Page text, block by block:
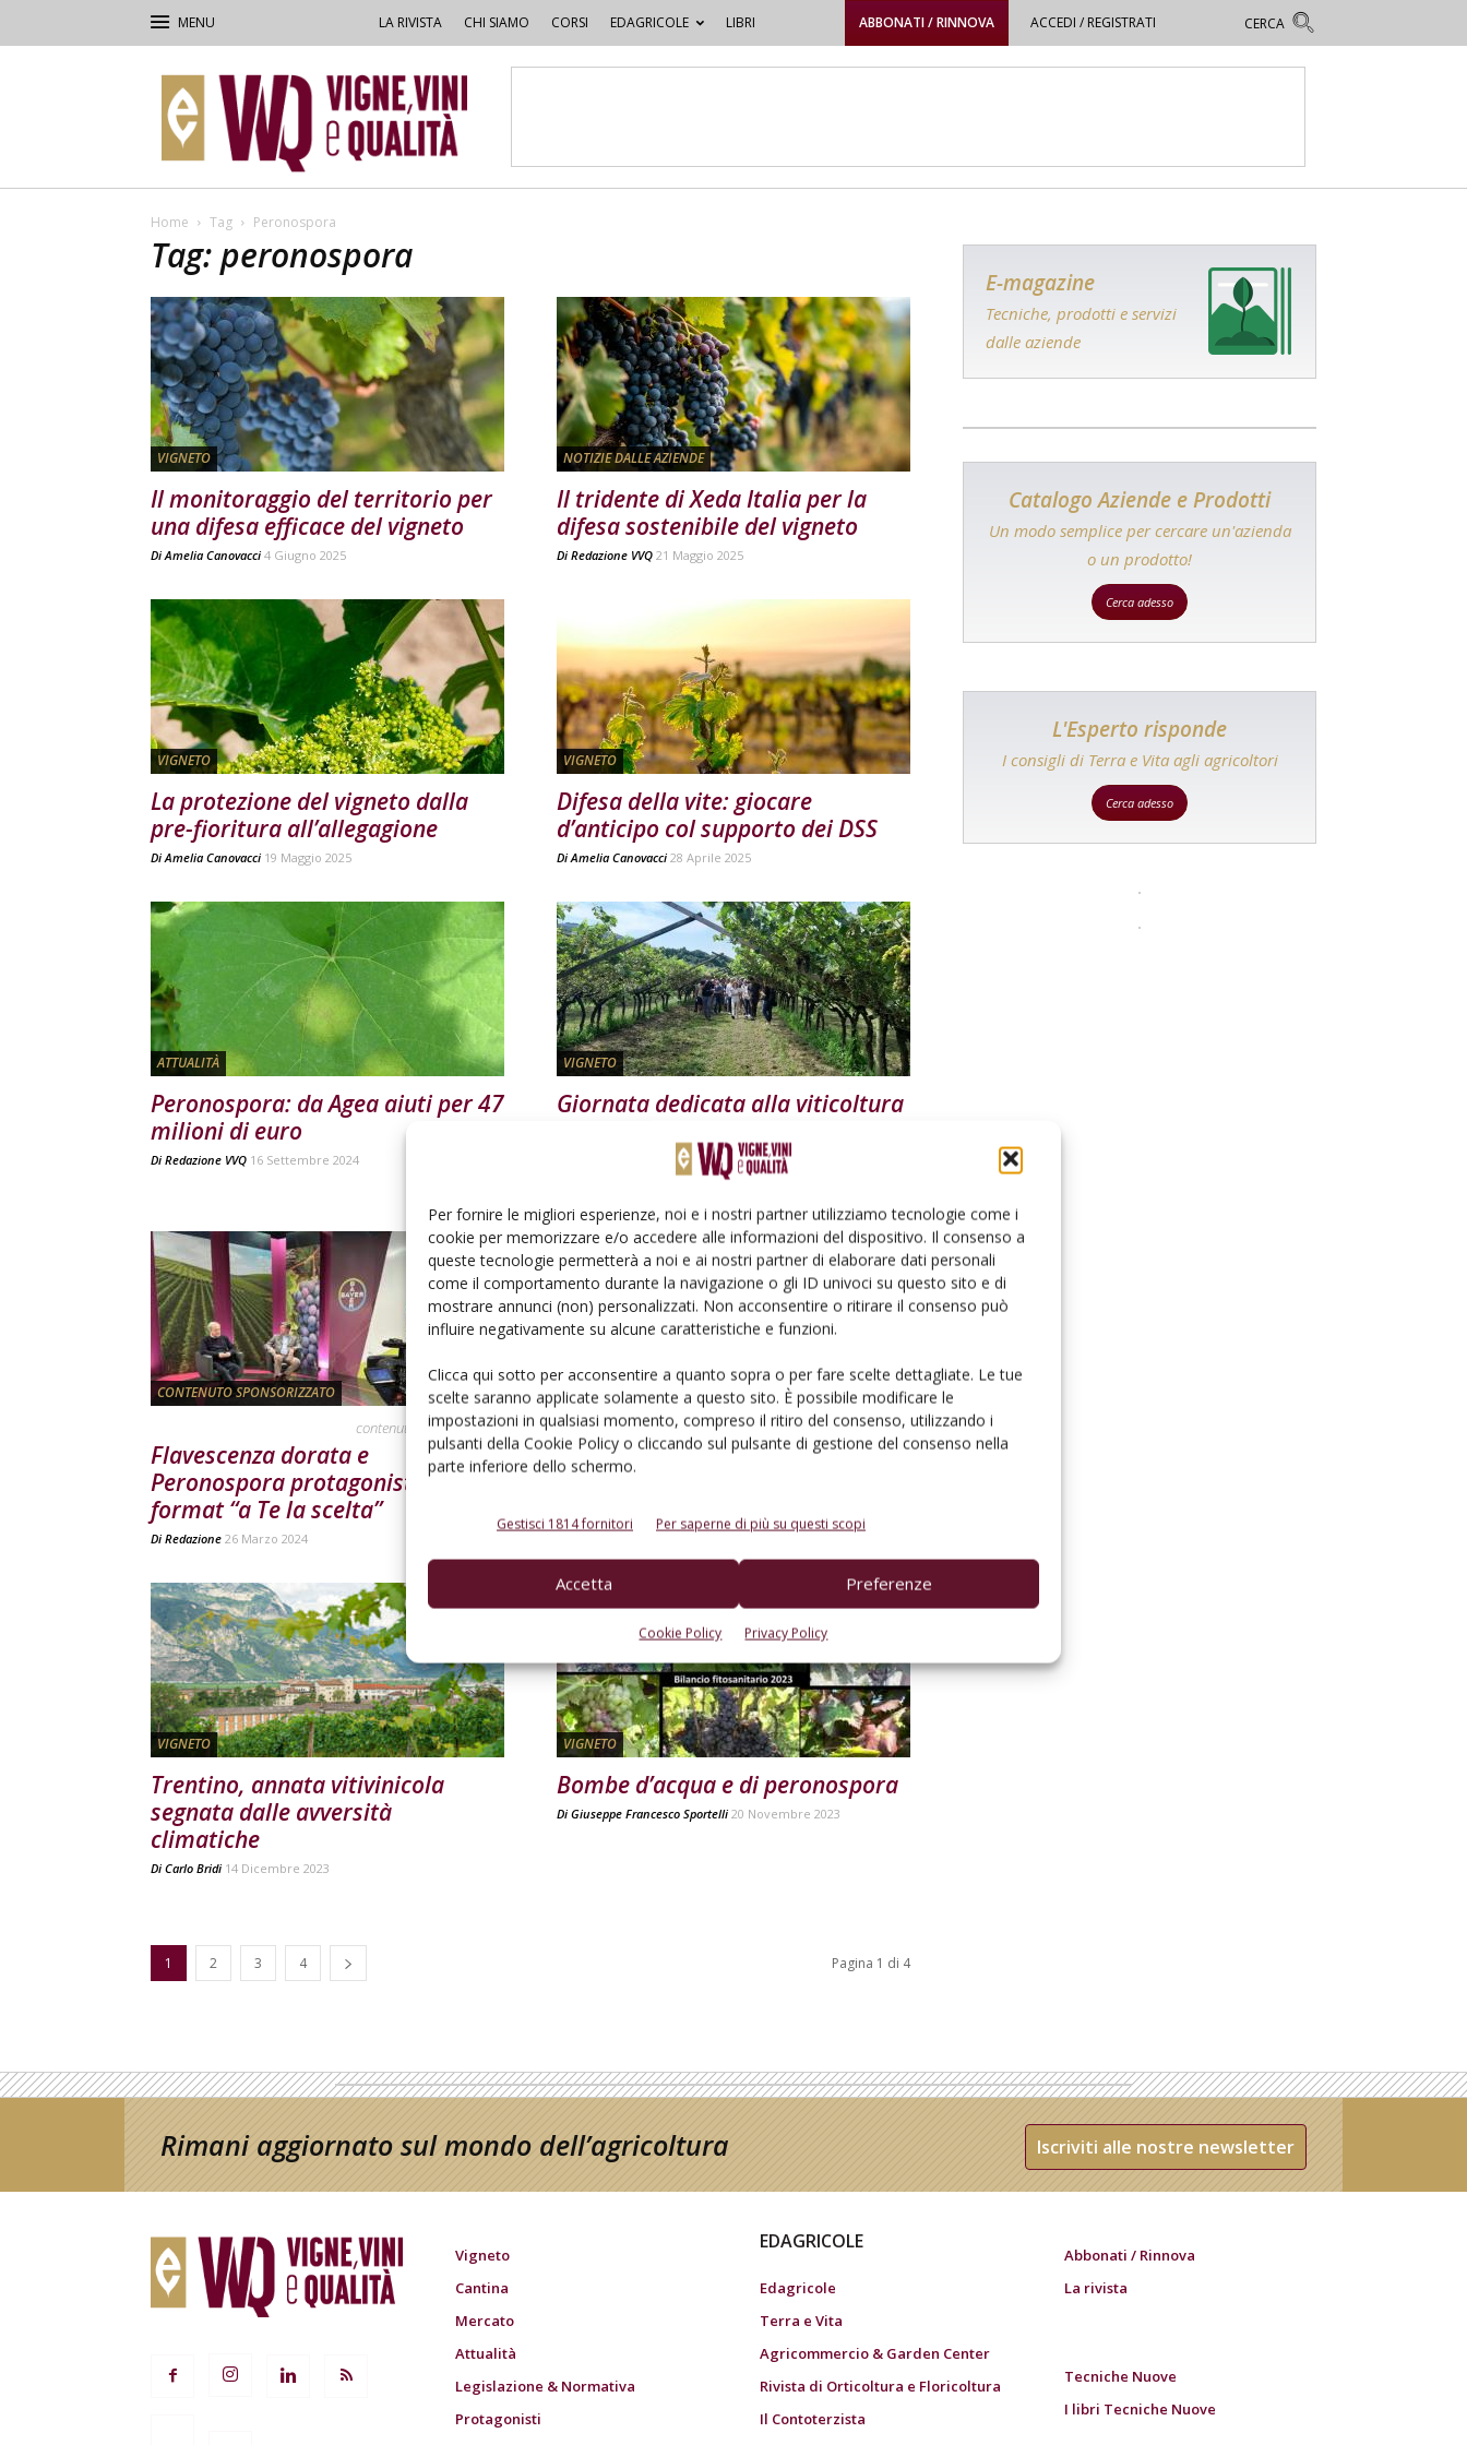
Per fornire le migliori esperienze, noi e i nostri partner utilizziamo tecnologie come i
cookie per memorizzare e/o accedere alle informazioni del dispositivo. Il consenso a
queste tecnologie permetterà a noi e ai nostri partner di elaborare dati personali
come il comportamento durante la navigazione o gli ID univoci su questo sito e di
mostrare annunci (non) personalizzati. Non acconsentire o ritirare il consenso può
influire negativamente su alcune caratteristiche e funzioni.
Clicca qui sotto per acconsentire a quanto sopra o per fare scelte dettagliate. Le tue
scelte saranno applicate solamente a questo sito. È possibile modificare le
impostazioni in qualsiasi momento, compreso il ritiro del consenso, utilizzando i
pulsanti della Cookie Policy o cliccando sul pulsante di gestione del consenso nella
parte inferiore dello schermo.
Gestisci 1814 fornitori Per saperne di più su questi scopi
Accetta Preferenze
Cookie Policy Privacy Policy
LA RIVISTA CHI SIAMO CORSI EDAGRICOLE LIBRI ABBONATI / RINNOVA ACCEDI / REGISTRATI
–
Vigne,
Vini
&
Home Tag Peronospora
Tag: peronospora
VIGNETO
Il monitoraggio del territorio per
una difesa efficace del vigneto
DiAmelia Canovacci 4 Giugno 2025
NOTIZIE DALLE AZIENDE
Il tridente di Xeda Italia per la
difesa sostenibile del vigneto
Di Redazione VVQ 21 Maggio 2025
VIGNETO
La protezione del vigneto dalla
pre-fioritura all’allegagione
DiAmelia Canovacci 19 Maggio 2025
VIGNETO
Difesa della vite: giocare
d’anticipo col supporto dei DSS
DiAmelia Canovacci 28 Aprile 2025
ATTUALITÀ
Peronospora: da Agea aiuti per 47
milioni di euro
Di Redazione VVQ 16 Settembre 2024
VIGNETO
Giornata dedicata alla viticoltura
Edmund Mach
CONTENUTO SPONSORIZZATO
contenuto sponsorizzato
Flavescenza dorata e
Peronospora protagoniste del
format “a Te la scelta”
Di Redazione 26 Marzo 2024
VIGNETO
Peronospora, via libera a
interventi compensativi
VIGNETO
Trentino, annata vitivinicola
segnata dalle avversità
climatiche
Di Carlo Bridi 14 Dicembre 2023
VIGNETO
Bombe d’acqua e di peronospora
Di Giuseppe Francesco Sportelli 20 Novembre 2023
1 2 3 4 Pagina 1 di 4
E-magazine
Tecniche, prodotti e servizi
dalle aziende
Catalogo Aziende e Prodotti
Un modo semplice per cercare un'azienda
o un prodotto!
Cerca adesso
L'Esperto risponde
I consigli di Terra e Vita agli agricoltori
Cerca adesso
Rimani aggiornato sul mondo dell’agricoltura Iscriviti alle nostre newsletter
Vigneto
Cantina
Mercato
Attualità
Legislazione & Normativa
Protagonisti
EDAGRICOLE
Edagricole
Terra e Vita
Agricommercio & Garden Center
Rivista di Orticoltura e Floricoltura
Il Contoterzista
Abbonati / Rinnova
La rivista
Tecniche Nuove
I libri Tecniche Nuove